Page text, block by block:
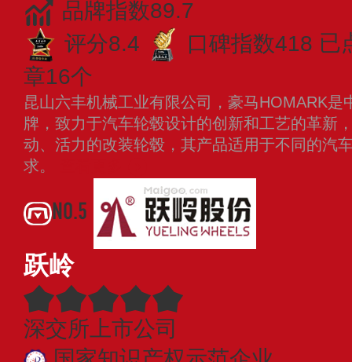
品牌指数89.7
评分8.4
口碑指数418 已
章16个
昆山六丰机械工业有限公司，豪马HOMARK是
牌，致力于汽车轮毂设计的创新和工艺的革新
动、活力的改装轮毂，其产品适用于不同的汽
求。
NO.5
跃岭
深交所上市公司